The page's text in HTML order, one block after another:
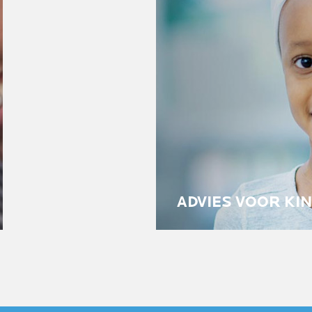
ADVIES VOOR